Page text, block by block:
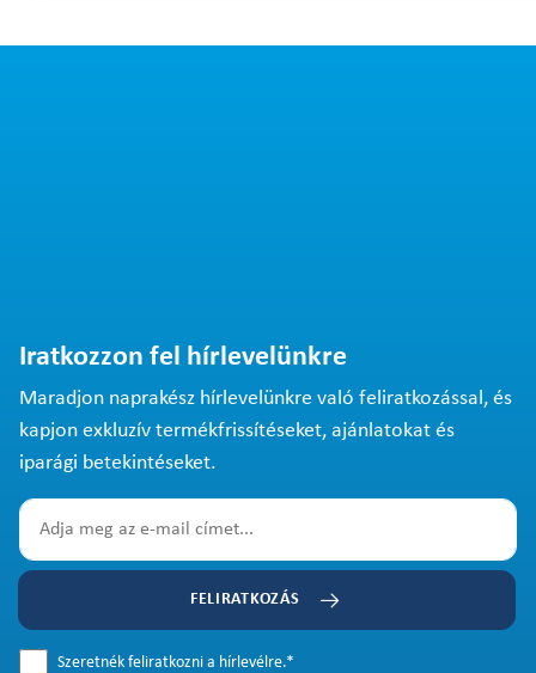
Iratkozzon fel hírlevelünkre
Maradjon naprakész hírlevelünkre való feliratkozással, és
kapjon exkluzív termékfrissítéseket, ajánlatokat és
iparági betekintéseket.
FELIRATKOZÁS
Szeretnék feliratkozni a hírlevélre.*